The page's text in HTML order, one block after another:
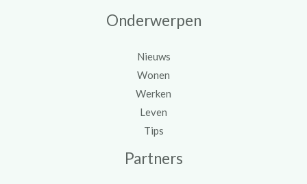
Onderwerpen
Nieuws
Wonen
Werken
Leven
Tips
Partners